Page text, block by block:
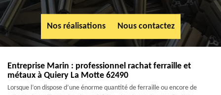
Nos réalisations Nous contactez
Entreprise Marin : professionnel rachat ferraille et
métaux à Quiery La Motte 62490
Lorsque l’on dispose d’une énorme quantité de ferraille ou encore de